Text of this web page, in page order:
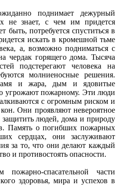
поднимает дежурный
не знает, с чем им придется
быть, потребуется спуститься в
искать в кромешной тьме
а, возможно подниматься с
чердак горящего дома. Тысяча
подстерегают человека на
молниеносные решения.
и жара, дым и ядовитые
угрожают пожарному. Эти люди
с огромным риском и
Они проявляют невероятное
людей, дома и природу
Память о погибших пожарных
сердцах, они заслуживают
за то, что они делают каждый
и противостоять опасности.
спасательной части
здоровья, мира и успехов в